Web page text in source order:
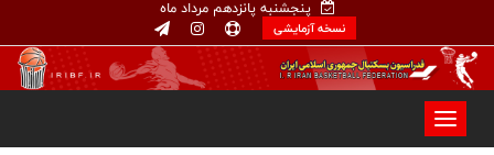
پنجشنبه پانزدهم مرداد ماه
نسخه آزمایشی